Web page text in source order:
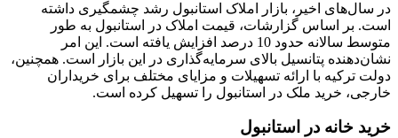
در سال‌های اخیر، بازار املاک استانبول رشد چشمگیری داشته
است. بر اساس گزارشات، قیمت املاک در استانبول به طور
متوسط سالانه حدود 10 درصد افزایش یافته است. این امر
نشان‌دهنده پتانسیل بالای سرمایه‌گذاری در این بازار است. همچنین،
دولت ترکیه با ارائه تسهیلات و مزایای مختلف برای خریداران
خارجی، خرید ملک در استانبول را تسهیل کرده است.
خرید خانه در استانبول